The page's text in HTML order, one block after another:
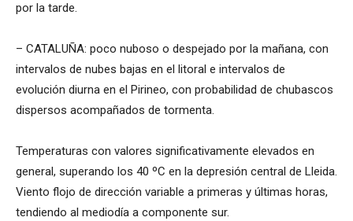
por la tarde.
– CATALUÑA: poco nuboso o despejado por la mañana, con
intervalos de nubes bajas en el litoral e intervalos de
evolución diurna en el Pirineo, con probabilidad de chubascos
dispersos acompañados de tormenta.
Temperaturas con valores significativamente elevados en
general, superando los 40 ºC en la depresión central de Lleida.
Viento flojo de dirección variable a primeras y últimas horas,
tendiendo al mediodía a componente sur.